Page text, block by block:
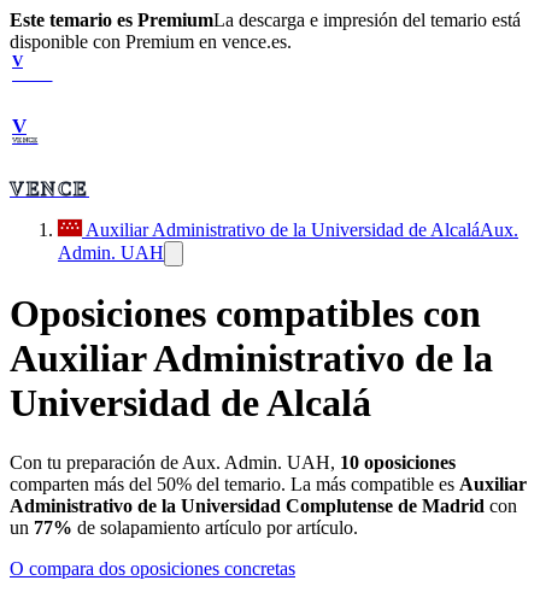
Este temario es PremiumLa descarga e impresión del temario está
disponible con Premium en vence.es.
V
V
VENCE
VENCE
Auxiliar Administrativo de la Universidad de AlcaláAux.
Admin. UAH
Oposiciones compatibles con
Auxiliar Administrativo de la
Universidad de Alcalá
Con tu preparación de Aux. Admin. UAH, 10 oposiciones
comparten más del 50% del temario. La más compatible es Auxiliar
Administrativo de la Universidad Complutense de Madrid con
un 77% de solapamiento artículo por artículo.
O compara dos oposiciones concretas